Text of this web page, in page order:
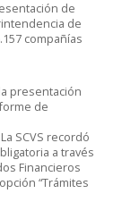
de
de
compañías
presentación
de
SCVS recordó
a través
Financieros
“Trámites